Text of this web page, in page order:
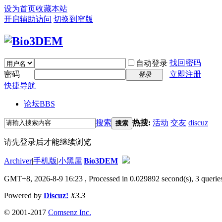
设为首页收藏本站
开启辅助访问 切换到窄版
自动登录 找回密码
密码
登录
立即注册
快捷导航
论坛BBS
搜索 搜索 热搜: 活动 交友 discuz
请先登录后才能继续浏览
Archiver|手机版|小黑屋|Bio3DEM
GMT+8, 2026-8-9 16:23 , Processed in 0.029892 second(s), 3
Powered by Discuz! X3.3
© 2001-2017 Comsenz Inc.